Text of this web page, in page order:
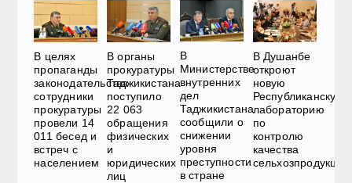
В целях
пропаганды
законодательства
сотрудники
прокуратуры
провели 14
011 бесед и
встреч с
населением
В органы
прокуратуры
Таджикистана
поступило
22 063
обращения
физических
и
юридических
лиц
В
Министерстве
внутренних
дел
Таджикистана
сообщили о
снижении
уровня
преступности
в стране
В Душанбе
откроют
новую
Республиканскую
лабораторию
по
контролю
качества
сельхозпродукции